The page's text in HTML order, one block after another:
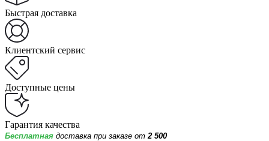
Быстрая доставка
Клиентский сервис
Доступные цены
Гарантия качества
Бесплатная доставка при заказе от 2 500